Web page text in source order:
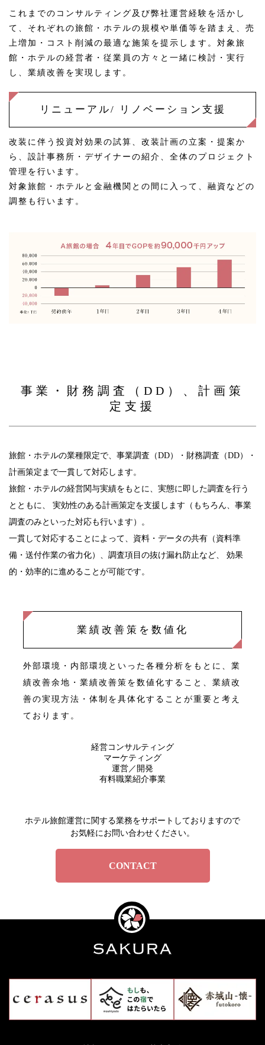
これまでのコンサルティング及び弊社運営経験を活かし
て、それぞれの旅館・ホテルの規模や単価等を踏まえ、売
上増加・コスト削減の最適な施策を提示します。対象旅
館・ホテルの経営者・従業員の方々と一緒に検討・実行
し、業績改善を実現します。
リニューアル/ リノベーション支援
改装に伴う投資対効果の試算、改装計画の立案・提案か
ら、設計事務所・デザイナーの紹介、全体のプロジェクト
管理を行います。
対象旅館・ホテルと金融機関との間に入って、融資などの
調整も行います。
事業・財務調査（DD）、計画策
定支援
旅館・ホテルの業種限定で、事業調査（DD）・財務調査（DD）・
計画策定まで一貫して対応します。
旅館・ホテルの経営関与実績をもとに、実態に即した調査を行う
とともに、
実効性のある計画策定を支援します（もちろん、事業
調査のみといった対応も行います）。
一貫して対応することによって、資料・データの共有（資料準
備・送付作業の省力化）、調査項目の抜け漏れ防止など、
効果
的・効率的に進めることが可能です。
業績改善策を数値化
外部環境・内部環境といった各種分析をもとに、業
績改善余地・業績改善策を数値化すること、業績改
善の実現方法・体制を具体化することが重要と考え
ております。
経営コンサルティング
マーケティング
運営／開発
有料職業紹介事業
ホテル旅館運営に関する業務をサポートしておりますので
お気軽にお問い合わせください。
CONTACT